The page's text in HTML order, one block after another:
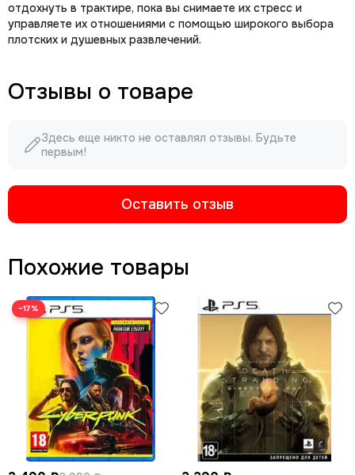
отдохнуть в трактире, пока вы снимаете их стресс и
управляете их отношениями с помощью широкого выбора
плотских и душевных развлечений.
Отзывы о товаре
Здесь еще никто не оставлял отзывы. Будьте
первым!
Оставить отзыв
Похожие товары
−17%